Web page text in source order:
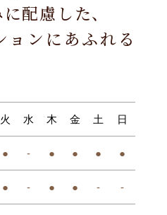
配慮した、
ョンにあふれる
火 水 木 金 土 日
● - ● ● ● ●
● - ● ● - -